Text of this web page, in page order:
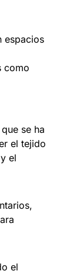
espacios
como
se ha
el tejido
el
el